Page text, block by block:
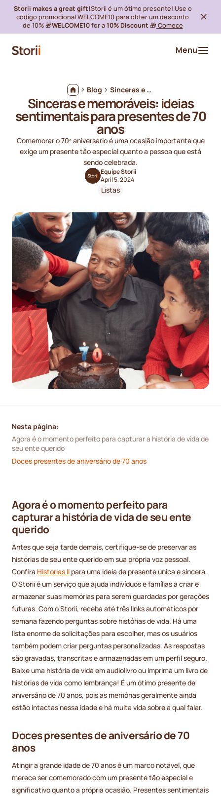
Storii makes a great gift!Storii é um ótimo presente! Use o
código promocional WELCOME10 para obter um desconto
de 10% 🎁WELCOME10for a10% Discount 🎁 Comece
Menu
Blog Sinceras e memoráveis: ideias sentimentais para presentes de 70 anos
Sinceras e memoráveis: ideias
sentimentais para presentes de 70
anos
Comemorar o 70º aniversário é uma ocasião importante que
exige um presente tão especial quanto a pessoa que está
sendo celebrada.
Equipe Storii
April 5, 2024
Listas
Nesta página:
Agora é o momento perfeito para capturar a história de vida de
seu ente querido
Doces presentes de aniversário de 70 anos
Agora é o momento perfeito para
capturar a história de vida de seu ente
querido
Antes que seja tarde demais, certifique-se de preservar as
histórias de seu ente querido em sua própria voz pessoal.
Confira Histórias II para uma ideia de presente única e sincera.
O Storii é um serviço que ajuda indivíduos e famílias a criar e
armazenar suas memórias para serem guardadas por gerações
futuras. Com o Storii, receba até três links automáticos por
semana fazendo perguntas sobre histórias de vida. Há uma
lista enorme de solicitações para escolher, mas os usuários
também podem criar perguntas personalizadas. As respostas
são gravadas, transcritas e armazenadas em um perfil seguro.
Baixe uma história de vida em audiolivro ou imprima um livro de
histórias de vida como lembrança! É um ótimo presente de
aniversário de 70 anos, pois as memórias geralmente ainda
estão intactas nessa idade e há muita vida sobre a qual falar.
Doces presentes de aniversário de 70
anos
Atingir a grande idade de 70 anos é um marco notável, que
merece ser comemorado com um presente tão especial e
significativo quanto a própria ocasião. Presentes sentimentais